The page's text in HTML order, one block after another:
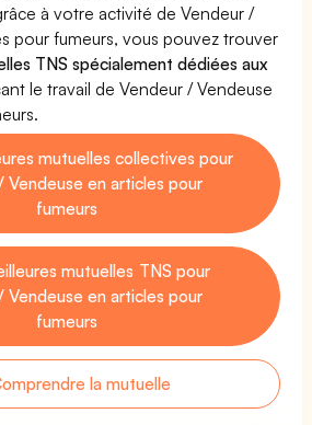
à votre activité de Vendeur /
pour fumeurs, vous pouvez trouver
TNS spécialement dédiées aux
le travail de Vendeur / Vendeuse
mutuelles collectives pour
Vendeuse en articles pour
fumeurs
mutuelles TNS pour
Vendeuse en articles pour
fumeurs
la mutuelle